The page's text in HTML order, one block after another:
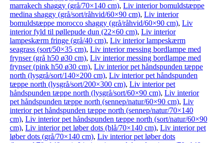
marrakech shaggy (grå/70×140 cm), Liv interior bomuldstæppe
medina shaggy (grå/sort/råhvid/60×90 cm), Liv interior
bomuldstæppe morocco shaggy (grå/råhvid/60×90 cm), Liv
interior fyld til pøllepude dun (22×60 cm), Liv interior
lampeskærm fringe (grå/40 cm), Liv interior lampeskærm
seagrass (sort/50×35 cm), Liv interior messing bordlampe med
frynser (grå h50 ø30 cm), Liv interior messing bordlampe med
frynser (pink h50 ø30 cm), Liv interior pet håndspunden tæppe
north (lysgrå/sort/140×200 cm), Liv interior pet håndspunden
tæppe north (lysgrå/sort/200×300 cm), Liv interior pet
håndspunden tæppe north (lysgrå/sort/60×90 cm), Liv interior
pet håndspunden tæppe north (sennep/natur/60×90 cm), Liv
interior pet håndspunden tæppe north (sennep/natur/70×140
cm), Liv interior pet håndspunden tæppe north (sort/natur/60×90
cm), Liv interior pet løber dots (blå/70×140 cm), Liv interior pet
løber dots (grå/70×140 cm), Liv interior pet løber dots